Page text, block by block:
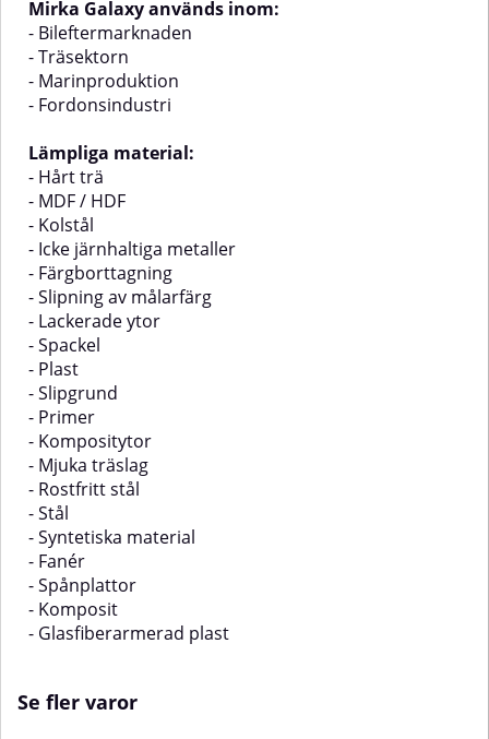
Mirka Galaxy används inom:
- Bileftermarknaden
- Träsektorn
- Marinproduktion
- Fordonsindustri
Lämpliga material:
- Hårt trä
- MDF / HDF
- Kolstål
- Icke järnhaltiga metaller
- Färgborttagning
- Slipning av målarfärg
- Lackerade ytor
- Spackel
- Plast
- Slipgrund
- Primer
- Kompositytor
- Mjuka träslag
- Rostfritt stål
- Stål
- Syntetiska material
- Fanér
- Spånplattor
- Komposit
- Glasfiberarmerad plast
Se fler varor